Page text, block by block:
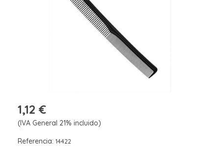
1,12 €
(IVA General 21% incluido)
Referencia: 14422